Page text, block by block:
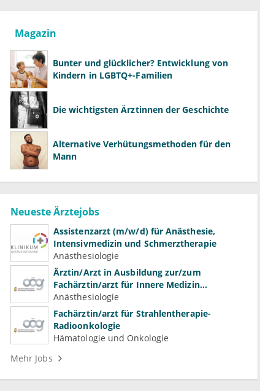
Magazin
Bunter und glücklicher? Entwicklung von
Kindern in LGBTQ+-Familien
Die wichtigsten Ärztinnen der Geschichte
Alternative Verhütungsmethoden für den
Mann
Neueste Ärztejobs
Assistenzarzt (m/w/d) für Anästhesie,
Intensivmedizin und Schmerztherapie
Anästhesiologie
Ärztin/Arzt in Ausbildung zur/zum
Fachärztin/arzt für Innere Medizin
(Kardiologie, Nephrologie, Intensivmedizin)
Anästhesiologie
Fachärztin/arzt für Strahlentherapie-
Radioonkologie
Hämatologie und Onkologie
Mehr Jobs